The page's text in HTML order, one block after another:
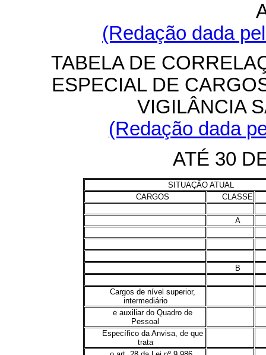
(Redação dada
TABELA DE
ESPECIAL DE
VIGILÂNCIA
(Redação dada
ATÉ 30
SITUAÇÃO ATUAL
CARGOS
CLASSE
A
B
Cargos de nível superior,
intermediário
e auxiliar do Quadro de
Pessoal
Específico da Anvisa, de que
trata